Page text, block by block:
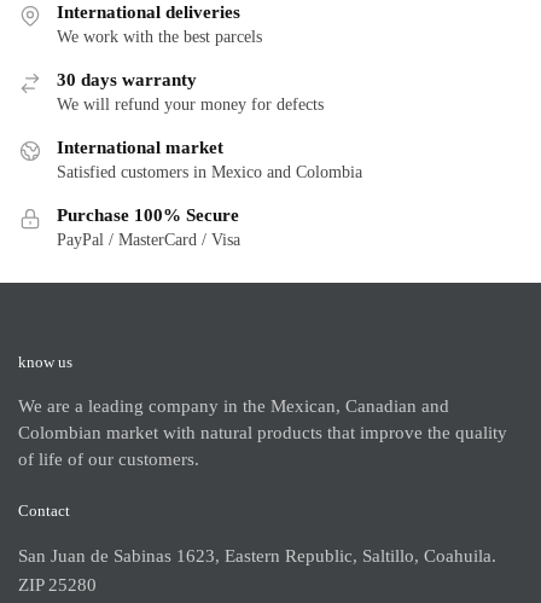
International deliveries
We work with the best parcels
30 days warranty
We will refund your money for defects
International market
Satisfied customers in Mexico and Colombia
Purchase 100% Secure
PayPal / MasterCard / Visa
know us
We are a leading company in the Mexican, Canadian and
Colombian market with natural products that improve the quality
of life of our customers.
Contact
San Juan de Sabinas 1623, Eastern Republic, Saltillo, Coahuila.
ZIP 25280